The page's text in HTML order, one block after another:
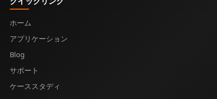
ホーム
アプリケーション
Blog
サポート
ケーススタディ